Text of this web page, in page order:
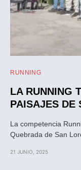
RUNNING
LA RUNNING
PAISAJES DE
La competencia
Quebrada de San
21 JUNIO, 2025